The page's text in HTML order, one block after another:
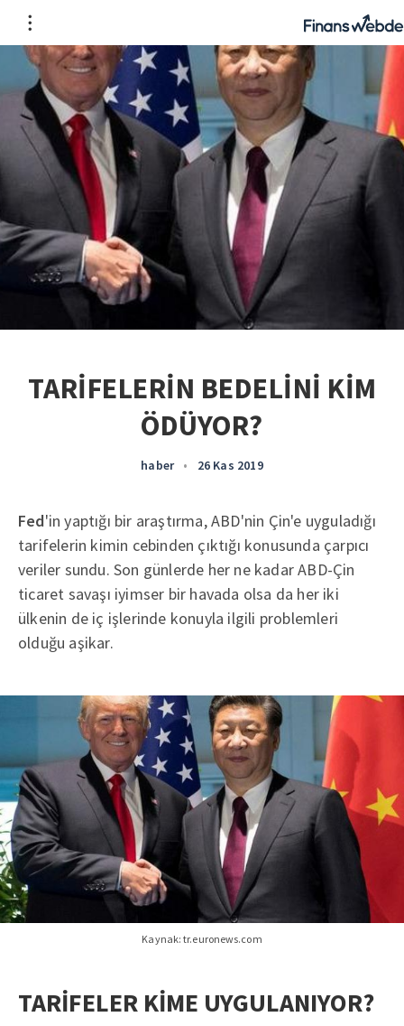
TARİFELERİN BEDELİNİ KİM
ÖDÜYOR?
haber • 26 Kas 2019
Fed'in yaptığı bir araştırma, ABD'nin Çin'e uyguladığı
tarifelerin kimin cebinden çıktığı konusunda çarpıcı
veriler sundu. Son günlerde her ne kadar ABD-Çin
ticaret savaşı iyimser bir havada olsa da her iki
ülkenin de iç işlerinde konuyla ilgili problemleri
olduğu aşikar.
Kaynak: tr.euronews.com
TARİFELER KİME UYGULANIYOR?